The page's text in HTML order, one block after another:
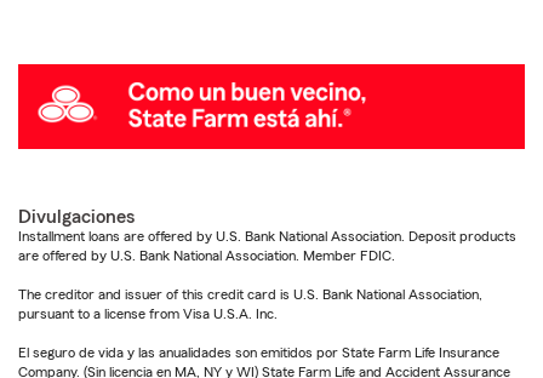
Divulgaciones
Installment loans are offered by U.S. Bank National Association. Deposit products
are offered by U.S. Bank National Association. Member FDIC.
The creditor and issuer of this credit card is U.S. Bank National Association,
pursuant to a license from Visa U.S.A. Inc.
El seguro de vida y las anualidades son emitidos por State Farm Life Insurance
Company. (Sin licencia en MA, NY y WI) State Farm Life and Accident Assurance